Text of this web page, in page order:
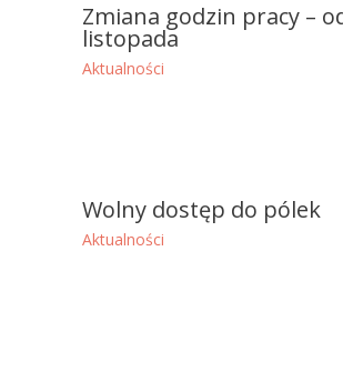
Zmiana godzin pracy –
listopada
Aktualności
Wolny dostęp do pólek
Aktualności